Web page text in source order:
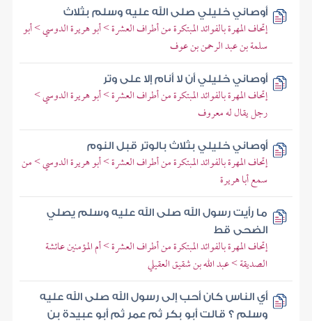
أوصاني خليلي صلى الله عليه وسلم بثلاث
إتحاف المهرة بالفوائد المبتكرة من أطراف العشرة > أبو هريرة الدوسي > أبو
سلمة بن عبد الرحمن بن عوف
أوصاني خليلي أن لا أنام إلا على وتر
إتحاف المهرة بالفوائد المبتكرة من أطراف العشرة > أبو هريرة الدوسي >
رجل يقال له معروف
أوصاني خليلي بثلاث بالوتر قبل النوم
إتحاف المهرة بالفوائد المبتكرة من أطراف العشرة > أبو هريرة الدوسي > من
سمع أبا هريرة
ما رأيت رسول الله صلى الله عليه وسلم يصلي
الضحى قط
إتحاف المهرة بالفوائد المبتكرة من أطراف العشرة > أم المؤمنين عائشة
الصديقة > عبد الله بن شقيق العقيلي
أي الناس كان أحب إلى رسول الله صلى الله عليه
وسلم ؟ قالت أبو بكر ثم عمر ثم أبو عبيدة بن